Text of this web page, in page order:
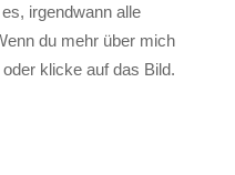
irgendwann alle
du mehr über mich
klicke auf das Bild.